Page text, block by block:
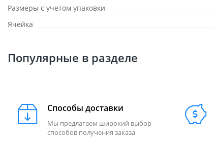
Размеры с учетом упаковки
Ячейка
Популярные в разделе
Способы доставки
Мы предлагаем широкий выбор
способов получения заказа